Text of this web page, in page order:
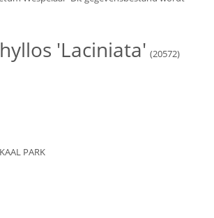
'Laciniata' (20572)
PARK